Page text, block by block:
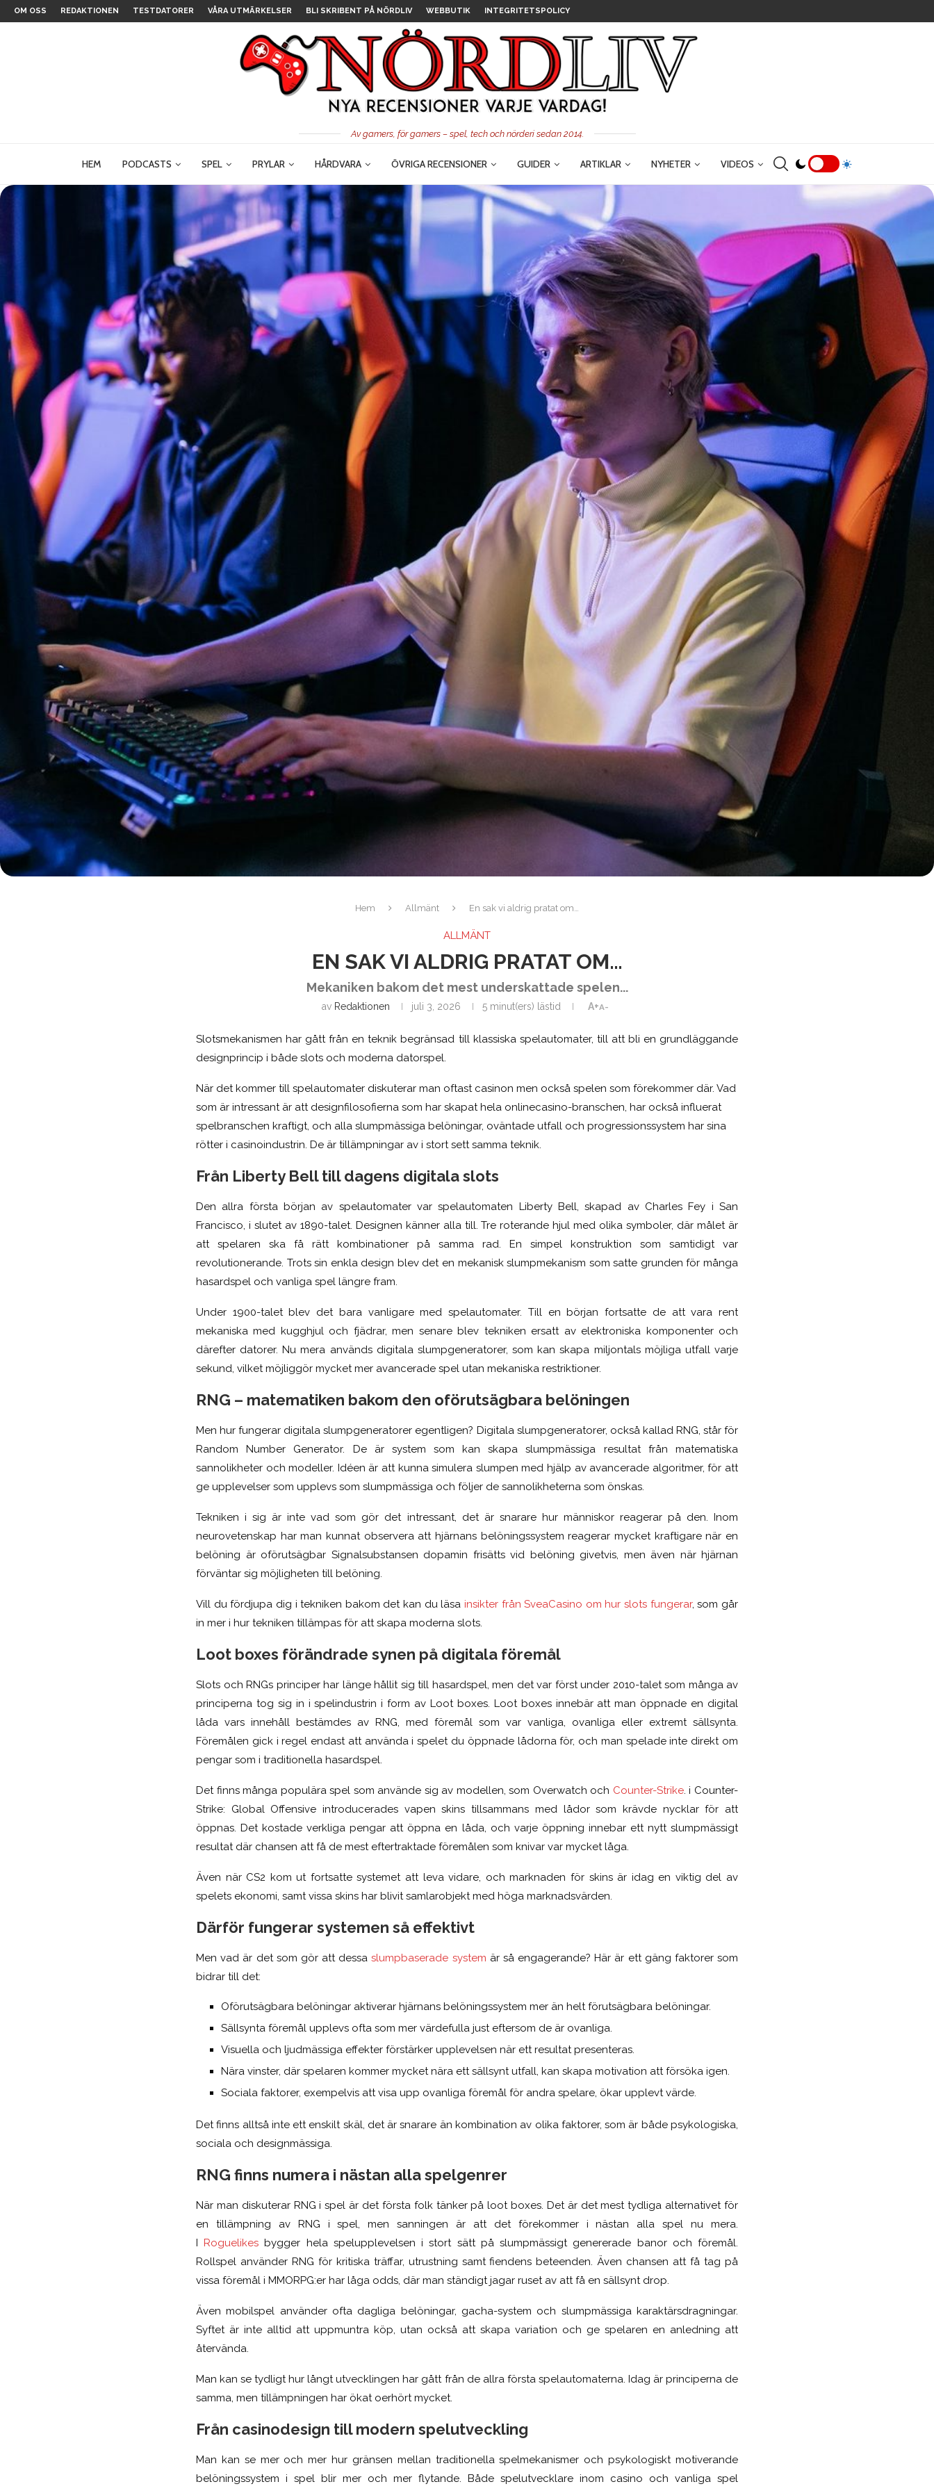
OM OSS REDAKTIONEN TESTDATORER VÅRA UTMÄRKELSER BLI SKRIBENT PÅ NÖRDLIV WEBBUTIK INTEGRITETSPOLICY
Av gamers, för gamers – spel, tech och nörderi sedan 2014.
HEM PODCASTS SPEL PRYLAR HÅRDVARA ÖVRIGA RECENSIONER GUIDER ARTIKLAR NYHETER VIDEOS
Hem Allmänt En sak vi aldrig pratat om…
ALLMÄNT
EN SAK VI ALDRIG PRATAT OM…
Mekaniken bakom det mest underskattade spelen...
av Redaktionen juli 3, 2026 5 minut(ers) lästid A+A-
Slotsmekanismen har gått från en teknik begränsad till klassiska spelautomater, till att bli en grundläggande
designprincip i både slots och moderna datorspel.
När det kommer till spelautomater diskuterar man oftast casinon men också spelen som förekommer där. Vad
som är intressant är att designfilosofierna som har skapat hela onlinecasino-branschen, har också influerat
spelbranschen kraftigt, och alla slumpmässiga belöningar, oväntade utfall och progressionssystem har sina
rötter i casinoindustrin. De är tillämpningar av i stort sett samma teknik.
Från Liberty Bell till dagens digitala slots
Den allra första början av spelautomater var spelautomaten Liberty Bell, skapad av Charles Fey i San
Francisco, i slutet av 1890-talet. Designen känner alla till. Tre roterande hjul med olika symboler, där målet är
att spelaren ska få rätt kombinationer på samma rad. En simpel konstruktion som samtidigt var
revolutionerande. Trots sin enkla design blev det en mekanisk slumpmekanism som satte grunden för många
hasardspel och vanliga spel längre fram.
Under 1900-talet blev det bara vanligare med spelautomater. Till en början fortsatte de att vara rent
mekaniska med kugghjul och fjädrar, men senare blev tekniken ersatt av elektroniska komponenter och
därefter datorer. Nu mera används digitala slumpgeneratorer, som kan skapa miljontals möjliga utfall varje
sekund, vilket möjliggör mycket mer avancerade spel utan mekaniska restriktioner.
RNG – matematiken bakom den oförutsägbara belöningen
Men hur fungerar digitala slumpgeneratorer egentligen? Digitala slumpgeneratorer, också kallad RNG, står för
Random Number Generator. De är system som kan skapa slumpmässiga resultat från matematiska
sannolikheter och modeller. Idéen är att kunna simulera slumpen med hjälp av avancerade algoritmer, för att
ge upplevelser som upplevs som slumpmässiga och följer de sannolikheterna som önskas.
Tekniken i sig är inte vad som gör det intressant, det är snarare hur människor reagerar på den. Inom
neurovetenskap har man kunnat observera att hjärnans belöningssystem reagerar mycket kraftigare när en
belöning är oförutsägbar Signalsubstansen dopamin frisätts vid belöning givetvis, men även när hjärnan
förväntar sig möjligheten till belöning.
Vill du fördjupa dig i tekniken bakom det kan du läsa insikter från SveaCasino om hur slots fungerar, som går
in mer i hur tekniken tillämpas för att skapa moderna slots.
Loot boxes förändrade synen på digitala föremål
Slots och RNGs principer har länge hållit sig till hasardspel, men det var först under 2010-talet som många av
principerna tog sig in i spelindustrin i form av Loot boxes. Loot boxes innebär att man öppnade en digital
låda vars innehåll bestämdes av RNG, med föremål som var vanliga, ovanliga eller extremt sällsynta.
Föremålen gick i regel endast att använda i spelet du öppnade lådorna för, och man spelade inte direkt om
pengar som i traditionella hasardspel.
Det finns många populära spel som använde sig av modellen, som Overwatch och Counter-Strike. i Counter-
Strike: Global Offensive introducerades vapen skins tillsammans med lådor som krävde nycklar för att
öppnas. Det kostade verkliga pengar att öppna en låda, och varje öppning innebar ett nytt slumpmässigt
resultat där chansen att få de mest eftertraktade föremålen som knivar var mycket låga.
Även när CS2 kom ut fortsatte systemet att leva vidare, och marknaden för skins är idag en viktig del av
spelets ekonomi, samt vissa skins har blivit samlarobjekt med höga marknadsvärden.
Därför fungerar systemen så effektivt
Men vad är det som gör att dessa slumpbaserade system är så engagerande? Här är ett gäng faktorer som
bidrar till det:
Oförutsägbara belöningar aktiverar hjärnans belöningssystem mer än helt förutsägbara belöningar.
Sällsynta föremål upplevs ofta som mer värdefulla just eftersom de är ovanliga.
Visuella och ljudmässiga effekter förstärker upplevelsen när ett resultat presenteras.
Nära vinster, där spelaren kommer mycket nära ett sällsynt utfall, kan skapa motivation att försöka igen.
Sociala faktorer, exempelvis att visa upp ovanliga föremål för andra spelare, ökar upplevt värde.
Det finns alltså inte ett enskilt skäl, det är snarare än kombination av olika faktorer, som är både psykologiska,
sociala och designmässiga.
RNG finns numera i nästan alla spelgenrer
När man diskuterar RNG i spel är det första folk tänker på loot boxes. Det är det mest tydliga alternativet för
en tillämpning av RNG i spel, men sanningen är att det förekommer i nästan alla spel nu mera.
Roguelikes bygger hela spelupplevelsen i stort sätt på slumpmässigt genererade banor och föremål.
Rollspel använder RNG för kritiska träffar, utrustning samt fiendens beteenden. Även chansen att få tag på
vissa föremål i MMORPG:er har låga odds, där man ständigt jagar ruset av att få en sällsynt drop.
Även mobilspel använder ofta dagliga belöningar, gacha-system och slumpmässiga karaktärsdragningar.
Syftet är inte alltid att uppmuntra köp, utan också att skapa variation och ge spelaren en anledning att
återvända.
Man kan se tydligt hur långt utvecklingen har gått från de allra första spelautomaterna. Idag är principerna de
samma, men tillämpningen har ökat oerhört mycket.
Från casinodesign till modern spelutveckling
Man kan se mer och mer hur gränsen mellan traditionella spelmekanismer och psykologiskt motiverande
belöningssystem i spel blir mer och mer flytande. Både spelutvecklare inom casino och vanliga spel